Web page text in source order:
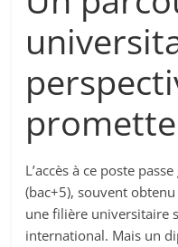
L’accès à ce poste
(bac+5), souvent
une filière universitaire
international. Mais un